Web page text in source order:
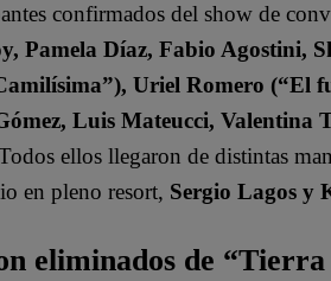
confirmados del show de
Pamela Díaz, Fabio Agostini,
Uriel Romero (“El
Luis Mateucci, Valentina
ellos llegaron de distintas
en pleno resort, Sergio Lagos y
eliminados de